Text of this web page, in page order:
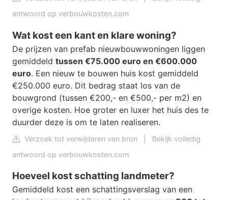
antwoord op verbouwkosten.com
Wat kost een kant en klare woning?
De prijzen van prefab nieuwbouwwoningen liggen
gemiddeld tussen €75.000 euro en €600.000
euro. Een nieuw te bouwen huis kost gemiddeld
€250.000 euro. Dit bedrag staat los van de
bouwgrond (tussen €200,- en €500,- per m2) en
overige kosten. Hoe groter en luxer het huis des te
duurder deze is om te laten realiseren.
Verzoek tot verwijderen van bron
Bekijk volledig
antwoord op verbouwkosten.com
Hoeveel kost schatting landmeter?
Gemiddeld kost een schattingsverslag van een